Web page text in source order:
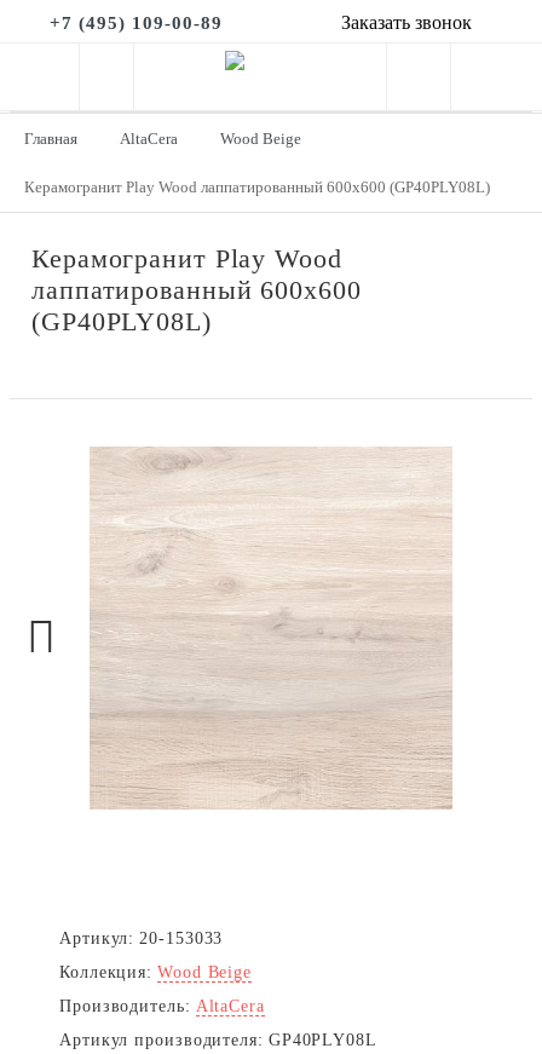
+7 (495) 109-00-89 Заказать звонок
Главная AltaCera Wood Beige
Керамогранит Play Wood лаппатированный 600x600 (GP40PLY08L)
Керамогранит Play Wood
лаппатированный 600x600
(GP40PLY08L)
Артикул: 20-153033
Коллекция: Wood Beige
Производитель: AltaCera
Артикул производителя: GP40PLY08L